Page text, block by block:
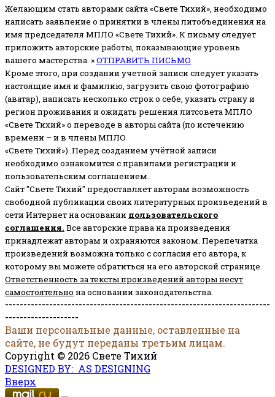
Желающим стать авторами сайта «Свете Тихий», необходимо
написать заявление о принятии в члены литобъединения на
имя председателя МПЛО «Свете Тихий». К письму следует
приложить авторские работы, показывающие уровень
вашего мастерства. »ОТПРАВИТЬ ПИСЬМО
Кроме этого, при создании учетной записи следует указать
настоящие имя и фамилию, загрузить свою фотографию
(аватар), написать несколько строк о себе, указать страну и
регион проживания и ожидать решения литсовета МПЛО
«Свете Тихий» о переводе в авторы сайта (по истечению
времени – и в члены МПЛО
«Свете Тихий»). Перед созданием учётной записи
необходимо ознакомится с правилами регистрации и
пользовательским соглашением.
Сайт "Свете Тихий" предоставляет авторам возможность
свободной публикации своих литературных произведений в
сети Интернет на основании пользовательского
соглашения. Все авторские права на произведения
принадлежат авторам и охраняются законом. Перепечатка
произведений возможна только с согласия его автора, к
которому вы можете обратиться на его авторской странице.
Ответственность за тексты произведений авторы несут
самостоятельно на основании законодательства.
------------------------------------------------------------------------
--------------------
Ваши персональные данные, оставленные на
сайте, не будут переданы третьим лицам.
Copyright © 2026 Свете Тихий
DESIGNED BY: AS DESIGNING
Вверх